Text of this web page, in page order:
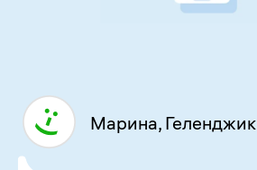
Марина, Геленджик